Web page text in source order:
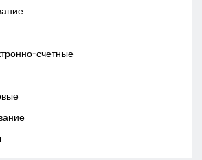
счетные